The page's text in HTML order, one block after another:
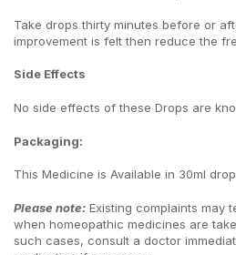
Take drops thirty minutes before or
improvement is felt then reduce the
Side Effects
No side effects of these Drops are
Packaging:
This Medicine is Available in 30ml
Please note: Existing complaints may
when homeopathic medicines are
such cases, consult a doctor